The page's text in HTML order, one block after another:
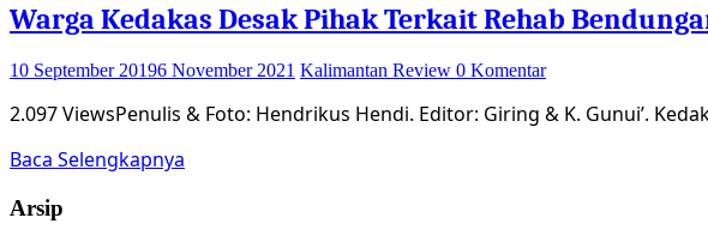
Warga Kedakas Desak Pihak Terkait Rehab
10 September 20196 November 2021 Kalimantan Review 0 Komentar
2.097 ViewsPenulis & Foto: Hendrikus Hendi. Editor: Giring & K. Gunui’.
Baca Selengkapnya
Arsip